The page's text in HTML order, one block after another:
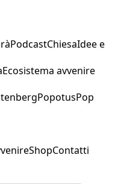
PodcastChiesaIdee e
Ecosistema avvenire
PopotusPop
ShopContatti